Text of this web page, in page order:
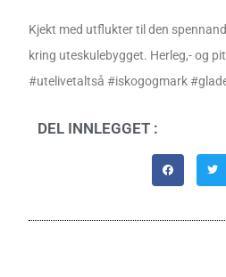
Kjekt med utflukter til den
kring uteskulebygget. Herleg,- og
#utelivetaltså #iskogogmark
DEL INNLEGGET :